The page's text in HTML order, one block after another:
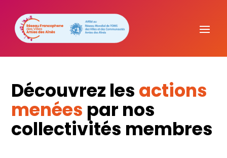
Découvrez les actions
menées par nos
collectivités membres